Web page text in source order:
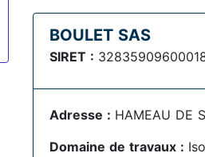
BOULET SAS
SIRET :
Adresse : HAMEAU DE
Domaine de travaux :